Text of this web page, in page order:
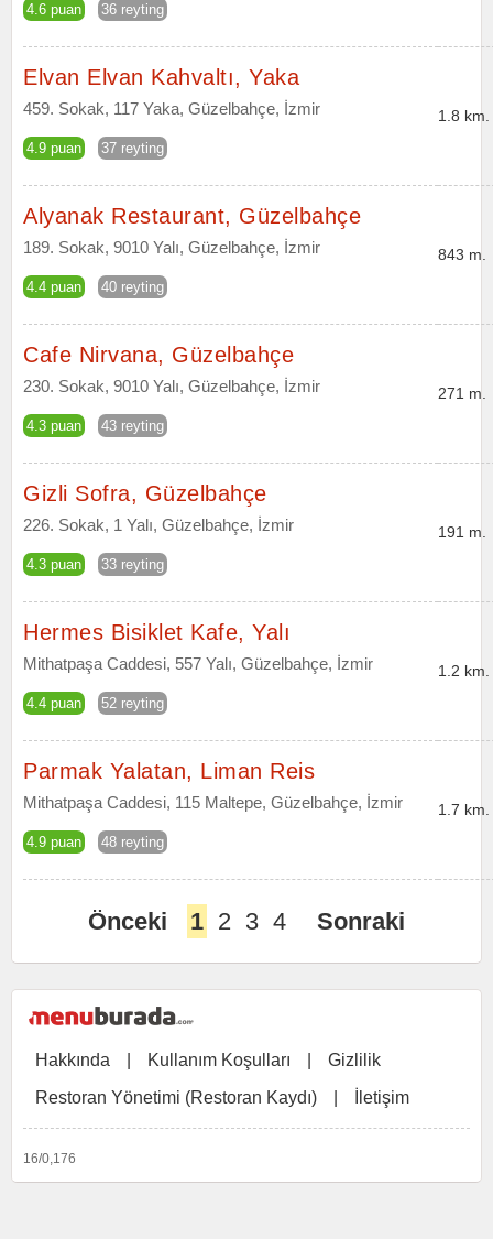
4.6 puan 36 reyting
Elvan Elvan Kahvaltı, Yaka
459. Sokak, 117 Yaka, Güzelbahçe, İzmir
4.9 puan 37 reyting
1.8 km.
Alyanak Restaurant, Güzelbahçe
189. Sokak, 9010 Yalı, Güzelbahçe, İzmir
4.4 puan 40 reyting
843 m.
Cafe Nirvana, Güzelbahçe
230. Sokak, 9010 Yalı, Güzelbahçe, İzmir
4.3 puan 43 reyting
271 m.
Gizli Sofra, Güzelbahçe
226. Sokak, 1 Yalı, Güzelbahçe, İzmir
4.3 puan 33 reyting
191 m.
Hermes Bisiklet Kafe, Yalı
Mithatpaşa Caddesi, 557 Yalı, Güzelbahçe, İzmir
4.4 puan 52 reyting
1.2 km.
Parmak Yalatan, Liman Reis
Mithatpaşa Caddesi, 115 Maltepe, Güzelbahçe, İzmir
4.9 puan 48 reyting
1.7 km.
Önceki 1 2 3 4 Sonraki
Hakkında Kullanım Koşulları
Gizlilik
Restoran Yönetimi (Restoran Kaydı)
İletişim
16/0,176